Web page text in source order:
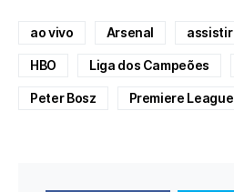
ao vivo Arsenal assistir
HBO Liga dos Campeões
Peter Bosz Premiere League